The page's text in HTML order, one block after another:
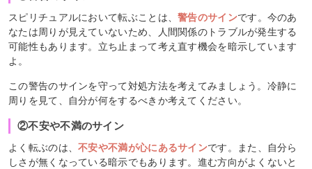
スピリチュアルにおいて転ぶことは、警告のサインです。今のあ
なたは周りが見えていないため、人間関係のトラブルが発生する
可能性もあります。立ち止まって考え直す機会を暗示しています
よ。
この警告のサインを守って対処方法を考えてみましょう。冷静に
周りを見て、自分が何をするべきか考えてください。
②不安や不満のサイン
よく転ぶのは、不安や不満が心にあるサインです。また、自分ら
しさが無くなっている暗示でもあります。進む方向がよくないと